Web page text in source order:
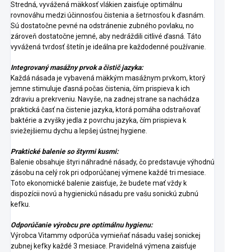
Stredná, vyvážená mäkkosť vlákien zaisťuje optimálnu
rovnováhu medzi účinnosťou čistenia a šetrnosťou k ďasnám.
Sú dostatočne pevné na odstránenie zubného povlaku, no
zároveň dostatočne jemné, aby nedráždili citlivé ďasná. Táto
vyvážená tvrdosť štetín je ideálna pre každodenné používanie.
Integrovaný masážny prvok a čistič jazyka:
Každá násada je vybavená mäkkým masážnym prvkom, ktorý
jemne stimuluje ďasná počas čistenia, čím prispieva k ich
zdraviu a prekrveniu. Navyše, na zadnej strane sa nachádza
praktická časť na čistenie jazyka, ktorá pomáha odstraňovať
baktérie a zvyšky jedla z povrchu jazyka, čím prispieva k
sviežejšiemu dychu a lepšej ústnej hygiene.
Praktické balenie so štyrmi kusmi:
Balenie obsahuje štyri náhradné násady, čo predstavuje výhodnú
zásobu na celý rok pri odporúčanej výmene každé tri mesiace.
Toto ekonomické balenie zaisťuje, že budete mať vždy k
dispozícii novú a hygienickú násadu pre vašu sonickú zubnú
kefku.
Odporúčanie výrobcu pre optimálnu hygienu:
Výrobca Vitammy odporúča vymieňať násadu vašej sonickej
zubnej kefky každé 3 mesiace. Pravidelná výmena zaisťuje